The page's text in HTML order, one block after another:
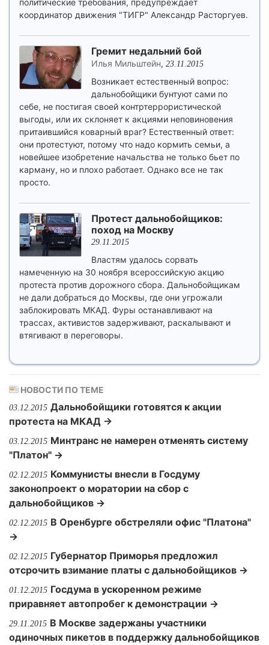
политические требования, предупреждает
координатор движения "ТИГР" Александр Расторгуев.
Гремит недальний бой
Илья Мильштейн, 23.11.2015
Возникает естественный вопрос:
дальнобойщики бунтуют сами по
себе, не постигая своей контртеррористической
выгоды, или их склоняет к акциями неповиновения
притаившийся коварный враг? Естественный ответ:
они протестуют, потому что надо кормить семьи, а
новейшее изобретение начальства не только бьет по
карману, но и плохо работает. Однако все не так
просто.
Протест дальнобойщиков:
поход на Москву
29.11.2015
Властям удалось сорвать
намеченную на 30 ноября всероссийскую акцию
протеста против дорожного сбора. Дальнобойщикам
не дали добраться до Москвы, где они угрожали
заблокировать МКАД. Фуры останавливают на
трассах, активистов задерживают, раскалывают и
втягивают в переговоры.
НОВОСТИ ПО ТЕМЕ
03.12.2015 Дальнобойщики готовятся к акции
протеста на МКАД →
03.12.2015 Минтранс не намерен отменять систему
"Платон" →
02.12.2015 Коммунисты внесли в Госдуму
законопроект о моратории на сбор с
дальнобойщиков →
02.12.2015 В Оренбурге обстреляли офис "Платона"
→
02.12.2015 Губернатор Приморья предложил
отсрочить взимание платы с дальнобойщиков →
01.12.2015 Госдума в ускоренном режиме
приравняет автопробег к демонстрации →
29.11.2015 В Москве задержаны участники
одиночных пикетов в поддержку дальнобойщиков